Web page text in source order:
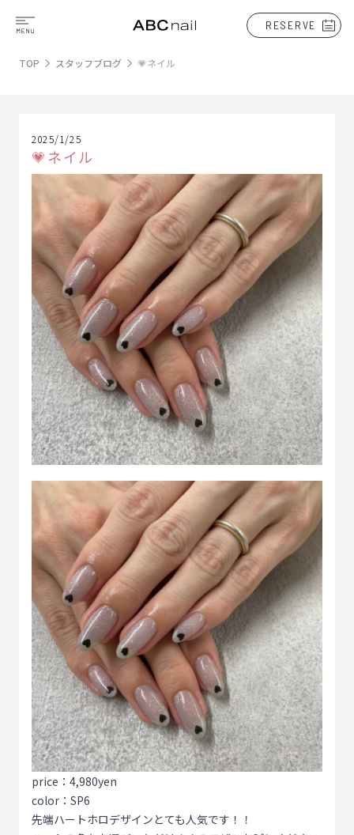
RESERVE
TOP スタッフブログ 💗ネイル
2025/1/25
💗ネイル
price：4,980yen
color：SP6
先端ハートホロデザインとても人気です！！